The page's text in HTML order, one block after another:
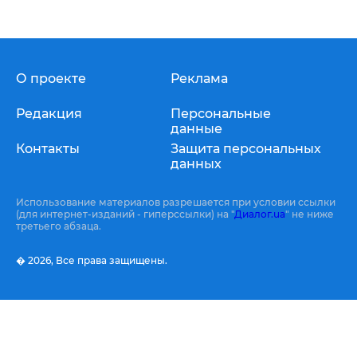
О проекте
Редакция
Контакты
Реклама
Персональные
данные
Защита персональных
данных
Использование материалов разрешается при условии ссылки
(для интернет-изданий - гиперссылки) на "Диалог.ua" не ниже
третьего абзаца.
� 2026, Все права защищены.